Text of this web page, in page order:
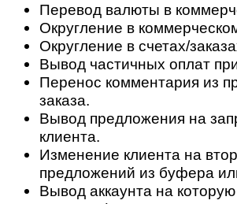
Перевод валюты в
Округление в
Округление в счетах/
Вывод частичных оплат
Перенос комментария из
заказа.
Вывод предложения на
клиента.
Изменение клиента на
предложений из буфера
Вывод аккаунта на